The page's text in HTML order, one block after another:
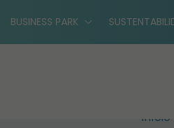
BUSINESS PARK
Início